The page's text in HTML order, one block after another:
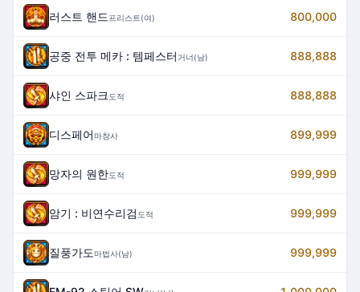
러스트 핸드 프리스트(여) 800,000
공중 전투 메카 : 템페스터 거너(남) 888,888
샤인 스파크 도적 888,888
디스페어 마창사 899,999
망자의 원한도적 999,999
암기 : 비연수리검 도적 999,999
질풍가도 마법사(남) 999,999